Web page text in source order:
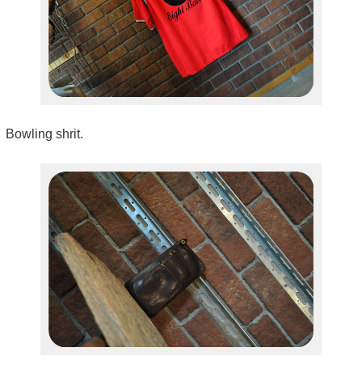
Bowling shrit.